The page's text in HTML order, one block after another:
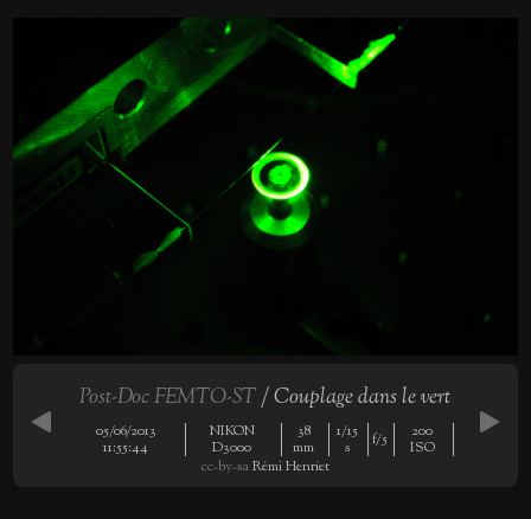
Post-Doc FEMTO-ST/ Couplage dans le vert
05/06/2013
11:55:44
NIKON
D3000
38
mm
1/15
s
f/5
200
ISO
cc-by-saRémi Henriet